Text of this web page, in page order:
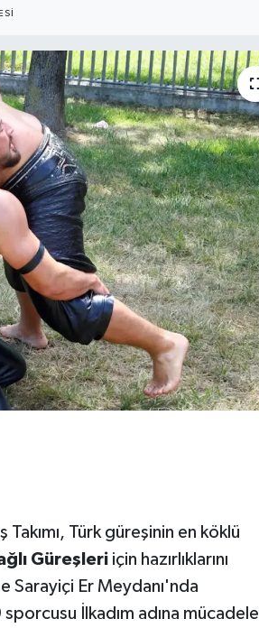
Türk güreşinin en köklü
Güreşleriiçin hazırlıklarını
Sarayiçi Er Meydanı'nda
İlkadım adına mücadele